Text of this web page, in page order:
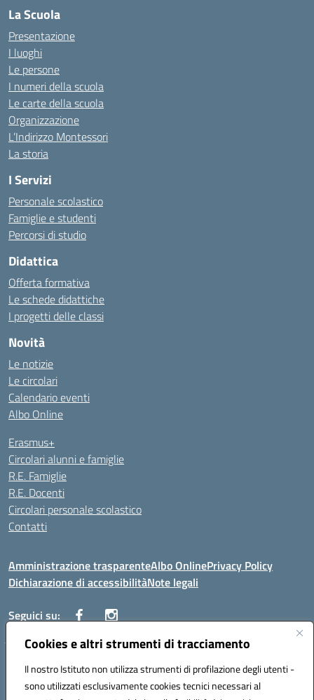
Cookies e altri strumenti di tracciamento
Il nostro Istituto non utilizza strumenti di profilazione degli utenti -
sono utilizzati esclusivamente cookies tecnici necessari al
La Scuola
Presentazione
I luoghi
Le persone
I numeri della scuola
Le carte della scuola
Organizzazione
L’Indirizzo Montessori
La storia
I Servizi
Personale scolastico
Famiglie e studenti
Percorsi di studio
Didattica
Offerta formativa
Le schede didattiche
I progetti delle classi
Novità
Le notizie
Le circolari
Calendario eventi
Albo Online
Erasmus+
Circolari alunni e famiglie
R.E. Famiglie
R.E. Docenti
Circolari personale scolastico
Contatti
Amministrazione trasparenteAlbo OnlinePrivacy Policy
Dichiarazione di accessibilitàNote legali
Seguici su:
VIALE ITALIA , 13 91011 ALCAMO (TP)
Codice univoco ufficio: UF3YCL